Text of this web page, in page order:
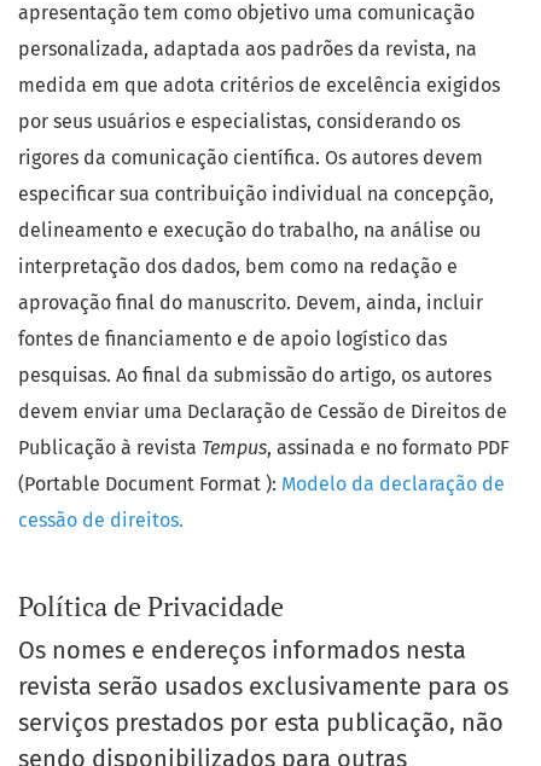
apresentação tem como objetivo uma comunicação
personalizada, adaptada aos padrões da revista, na
medida em que adota critérios de excelência exigidos
por seus usuários e especialistas, considerando os
rigores da comunicação científica. Os autores devem
especificar sua contribuição individual na concepção,
delineamento e execução do trabalho, na análise ou
interpretação dos dados, bem como na redação e
aprovação final do manuscrito. Devem, ainda, incluir
fontes de financiamento e de apoio logístico das
pesquisas. Ao final da submissão do artigo, os autores
devem enviar uma Declaração de Cessão de Direitos de
Publicação à revista Tempus, assinada e no formato PDF
(Portable Document Format ): Modelo da declaração de
cessão de direitos.
Política de Privacidade
Os nomes e endereços informados nesta
revista serão usados exclusivamente para os
serviços prestados por esta publicação, não
sendo disponibilizados para outras